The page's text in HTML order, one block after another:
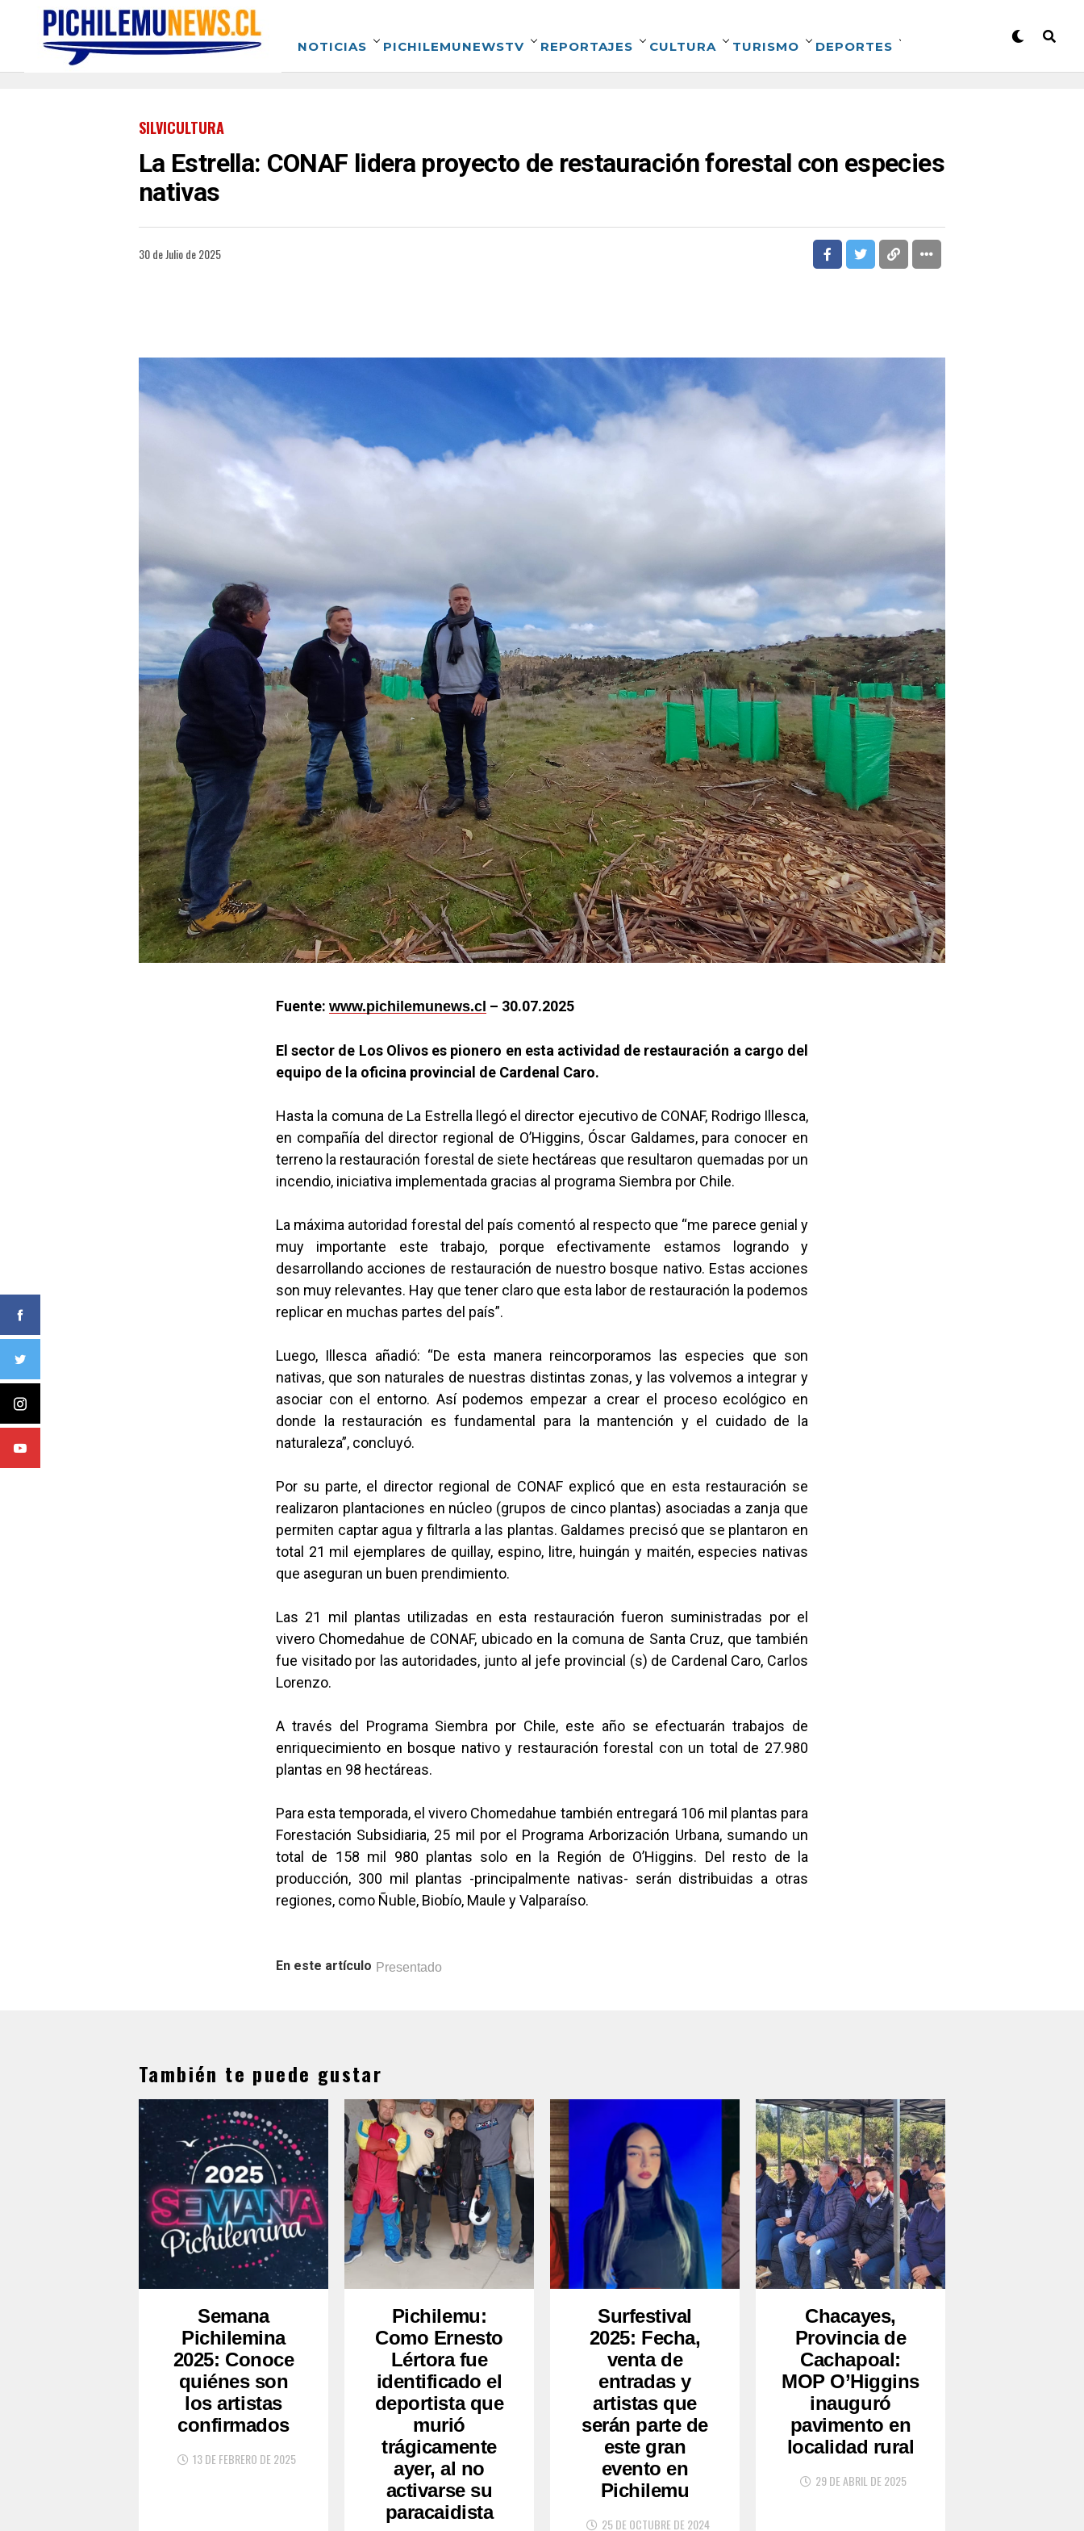
NOTICIAS PICHILEMUNEWSTV REPORTAJES CULTURA TURISMO DEPORTES
SILVICULTURA
La Estrella: CONAF lidera proyecto de restauración forestal con especies
nativas
30 de Julio de 2025
Fuente: www.pichilemunews.cl – 30.07.2025
El sector de Los Olivos es pionero en esta actividad de restauración a cargo del
equipo de la oficina provincial de Cardenal Caro.
Hasta la comuna de La Estrella llegó el director ejecutivo de CONAF, Rodrigo Illesca,
en compañía del director regional de O’Higgins, Óscar Galdames, para conocer en
terreno la restauración forestal de siete hectáreas que resultaron quemadas por un
incendio, iniciativa implementada gracias al programa Siembra por Chile.
La máxima autoridad forestal del país comentó al respecto que “me parece genial y
muy importante este trabajo, porque efectivamente estamos logrando y
desarrollando acciones de restauración de nuestro bosque nativo. Estas acciones
son muy relevantes. Hay que tener claro que esta labor de restauración la podemos
replicar en muchas partes del país”.
Luego, Illesca añadió: “De esta manera reincorporamos las especies que son
nativas, que son naturales de nuestras distintas zonas, y las volvemos a integrar y
asociar con el entorno. Así podemos empezar a crear el proceso ecológico en
donde la restauración es fundamental para la mantención y el cuidado de la
naturaleza”, concluyó.
Por su parte, el director regional de CONAF explicó que en esta restauración se
realizaron plantaciones en núcleo (grupos de cinco plantas) asociadas a zanja que
permiten captar agua y filtrarla a las plantas. Galdames precisó que se plantaron en
total 21 mil ejemplares de quillay, espino, litre, huingán y maitén, especies nativas
que aseguran un buen prendimiento.
Las 21 mil plantas utilizadas en esta restauración fueron suministradas por el
vivero Chomedahue de CONAF, ubicado en la comuna de Santa Cruz, que también
fue visitado por las autoridades, junto al jefe provincial (s) de Cardenal Caro, Carlos
Lorenzo.
A través del Programa Siembra por Chile, este año se efectuarán trabajos de
enriquecimiento en bosque nativo y restauración forestal con un total de 27.980
plantas en 98 hectáreas.
Para esta temporada, el vivero Chomedahue también entregará 106 mil plantas para
Forestación Subsidiaria, 25 mil por el Programa Arborización Urbana, sumando un
total de 158 mil 980 plantas solo en la Región de O’Higgins. Del resto de la
producción, 300 mil plantas -principalmente nativas- serán distribuidas a otras
regiones, como Ñuble, Biobío, Maule y Valparaíso.
En este artículo Presentado
También te puede gustar
Semana
Pichilemina
2025: Conoce
quiénes son
los artistas
confirmados
13 DE FEBRERO DE 2025
Pichilemu:
Como Ernesto
Lértora fue
identificado el
deportista que
murió
trágicamente
ayer, al no
activarse su
paracaidista
Surfestival
2025: Fecha,
venta de
entradas y
artistas que
serán parte de
este gran
evento en
Pichilemu
25 DE OCTUBRE DE 2024
Chacayes,
Provincia de
Cachapoal:
MOP O’Higgins
inauguró
pavimento en
localidad rural
29 DE ABRIL DE 2025